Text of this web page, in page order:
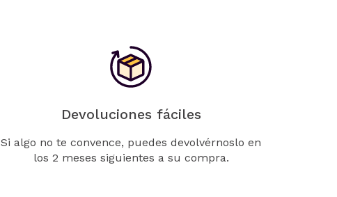
Devoluciones fáciles
Si algo no te convence, puedes devolvérnoslo en
los 2 meses siguientes a su compra.